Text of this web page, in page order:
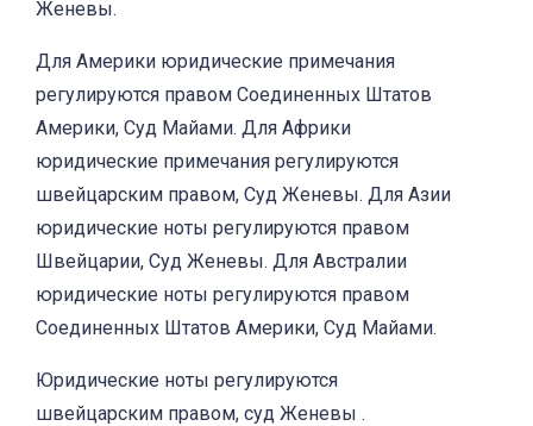
Женевы.
Для Америки юридические примечания
регулируются правом Соединенных Штатов
Америки, Суд Майами. Для Африки
юридические примечания регулируются
швейцарским правом, Суд Женевы. Для Азии
юридические ноты регулируются правом
Швейцарии, Суд Женевы. Для Австралии
юридические ноты регулируются правом
Соединенных Штатов Америки, Суд Майами.
Юридические ноты регулируются
швейцарским правом, суд Женевы .